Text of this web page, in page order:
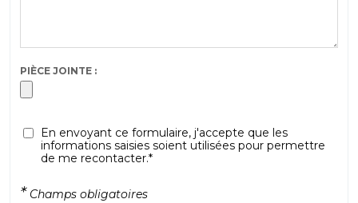
PIÈCE JOINTE :
En envoyant ce formulaire, j'accepte que les
informations saisies soient utilisées pour permettre
de me recontacter.*
* Champs obligatoires